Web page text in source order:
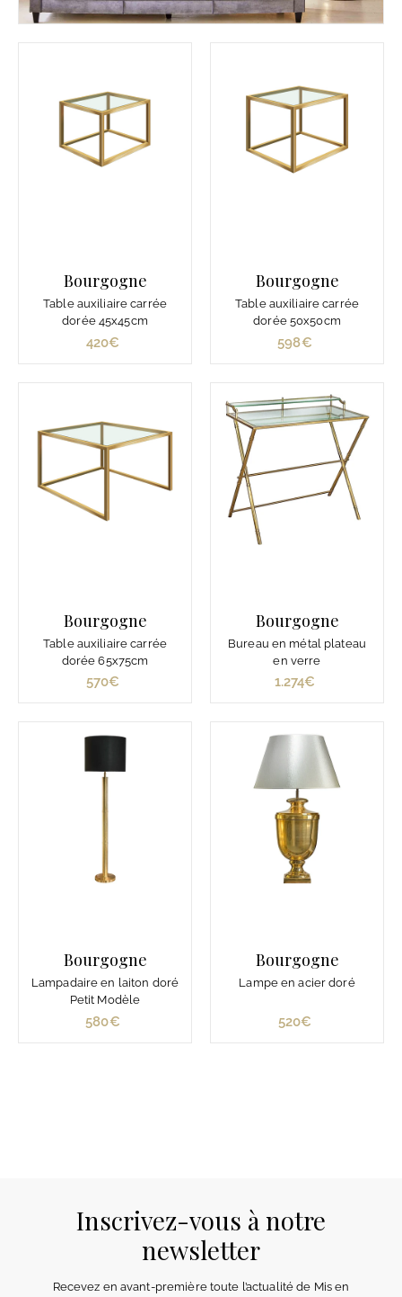
Bourgogne
Table auxiliaire carrée
dorée 45x45cm
420€
Bourgogne
Table auxiliaire carrée
dorée 50x50cm
598€
€
Bourgogne
Table auxiliaire carrée
dorée 65x75cm
570€
€
Bourgogne
Bureau en métal plateau
en verre
1.274€
7
Bourgogne
Lampadaire en laiton doré
Petit Modèle
580€
Bourgogne
Lampe en acier doré
520€
Inscrivez-vous à notre
newsletter
Recevez en avant-première toute l’actualité de Mis en